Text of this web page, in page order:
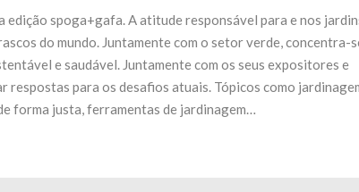
spoga+gafa. A atitude responsável para e nos
do mundo. Juntamente com o setor verde, concentra-
e saudável. Juntamente com os seus expositores e
para os desafios atuais. Tópicos como
forma justa, ferramentas de jardinagem…